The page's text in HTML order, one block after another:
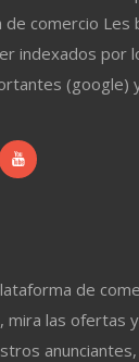
comercio Les
indexados por
(google)
de
mira las ofertas